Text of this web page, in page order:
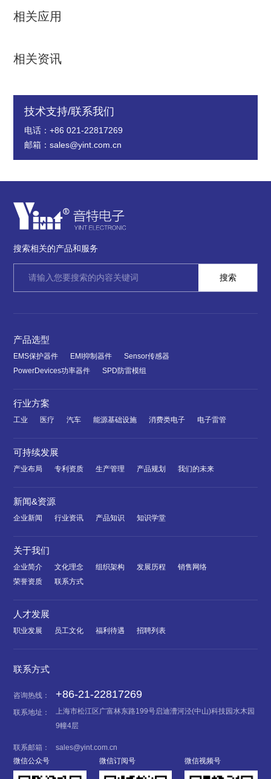
相关应用
相关资讯
技术支持/联系我们
电话：+86 021-22817269
邮箱：sales@yint.com.cn
搜索相关的产品和服务
产品选型
EMS保护器件 EMI抑制器件
Sensor传感器
PowerDevices功率器件
SPD防雷模组
行业方案
工业 医疗 汽车 能源基础设施 消费类电子 电子雷管
可持续发展
产业布局 专利资质 生产管理 产品规划 我们的未来
新闻&资源
企业新闻 行业资讯 产品知识 知识学堂
关于我们
企业简介 文化理念 组织架构 发展历程
销售网络
荣誉资质
联系方式
人才发展
职业发展 员工文化 福利待遇 招聘列表
联系方式
咨询热线： +86-21-22817269
联系地址：
上海市松江区广富林东路199号启迪漕河泾(中山)科技园水木园
9幢4层
联系邮箱：
sales@yint.com.cn
微信公众号
微信订阅号 微信视频号